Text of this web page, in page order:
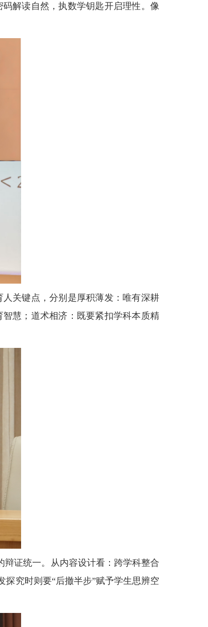
解读自然，执数学钥匙开启理性。像
关键点，分别是厚积薄发：唯有深耕
慧；道术相济：既要紧扣学科本质精
辩证统一。从内容设计看：跨学科整合
究时则要“后撤半步”赋予学生思辨空